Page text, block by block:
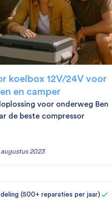
koelbox 12V/24V voor
en camper
voor onderweg Ben
de beste compressor
2023
(500+ reparaties per jaar)